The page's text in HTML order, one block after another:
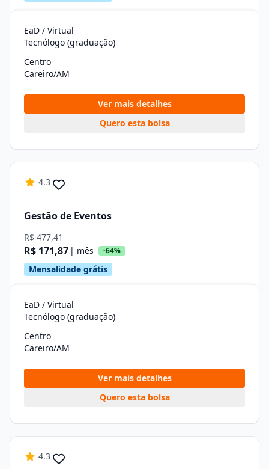
EaD / Virtual
Tecnólogo (graduação)
Centro
Careiro/AM
Ver mais detalhes
Quero esta bolsa
4.3
Gestão de Eventos
R$ 477,41
R$ 171,87 | mês -64%
Mensalidade grátis
EaD / Virtual
Tecnólogo (graduação)
Centro
Careiro/AM
Ver mais detalhes
Quero esta bolsa
4.3